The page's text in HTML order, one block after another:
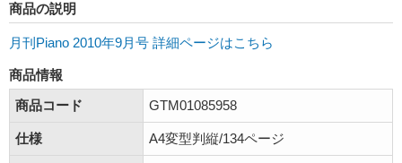
商品の説明
月刊Piano 2010年9月号 詳細ページはこちら
商品情報
商品コード
GTM01085958
仕様 A4変型判縦/134ページ